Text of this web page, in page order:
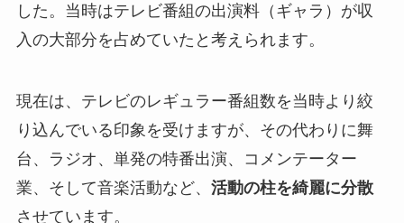
した。当時はテレビ番組の出演料（ギャラ）が収
入の大部分を占めていたと考えられます。
現在は、テレビのレギュラー番組数を当時より絞
り込んでいる印象を受けますが、その代わりに舞
台、ラジオ、単発の特番出演、コメンテーター
業、そして音楽活動など、 活動の柱を綺麗に分散
させています。